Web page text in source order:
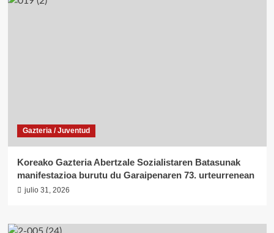
Gazteria / Juventud
Koreako Gazteria Abertzale Sozialistaren Batasunak
manifestazioa burutu du Garaipenaren 73. urteurrenean
julio 31, 2026